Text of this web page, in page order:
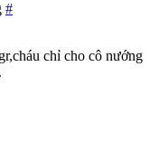
#
chỉ cho cô nướng